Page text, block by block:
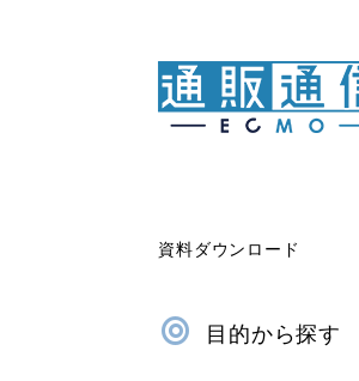
資料ダウンロード
目的から探す